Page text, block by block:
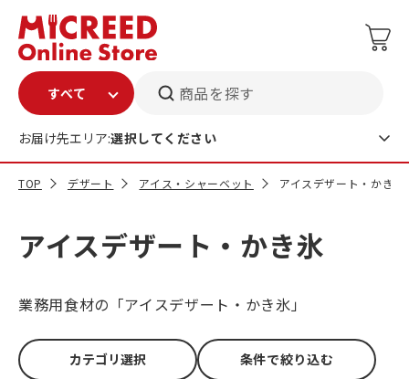
商品を探す
お届け先エリア:選択してください
TOP デザート アイス・シャーベット アイスデザート・かき氷
アイスデザート・かき氷
業務用食材の「アイスデザート・かき氷」
カテゴリ選択 条件で絞り込む